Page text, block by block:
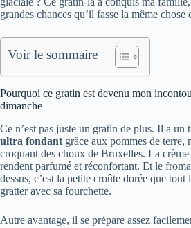
grandes chances qu’il fasse la même chose
Voir le sommaire
Pourquoi ce gratin est devenu mon
dimanche
Ce n’est pas juste un gratin de plus. Il a un
ultra fondant grâce aux pommes de terre,
croquant des choux de Bruxelles. La
rendent parfumé et réconfortant. Et le
dessus, c’est la petite croûte dorée que tout
gratter avec sa fourchette.
Autre avantage, il se prépare assez